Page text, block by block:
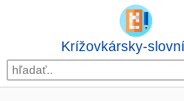
Krížovkársky-